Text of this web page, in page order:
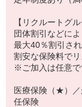
【リクルートグ
団体割引などに
最大40％割引され
割安な保険料で
※ご加入は任意で
医療保険（★）
任保険